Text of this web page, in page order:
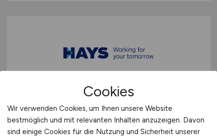
Kfz-Mechatroniker(m/w/d)
Hays
Cookies
Wir verwenden Cookies, um Ihnen unsere Website
bestmöglich und mit relevanten Inhalten anzuzeigen. Davon
sind einige Cookies für die Nutzung und Sicherheit unserer